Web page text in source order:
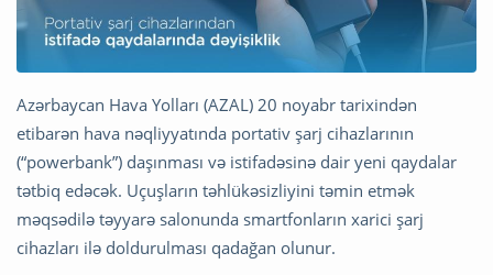
Azərbaycan Hava Yolları (AZAL) 20 noyabr tarixindən
etibarən hava nəqliyyatında portativ şarj cihazlarının
(“powerbank”) daşınması və istifadəsinə dair yeni qaydalar
tətbiq edəcək. Uçuşların təhlükəsizliyini təmin etmək
məqsədilə təyyarə salonunda smartfonların xarici şarj
cihazları ilə doldurulması qadağan olunur.